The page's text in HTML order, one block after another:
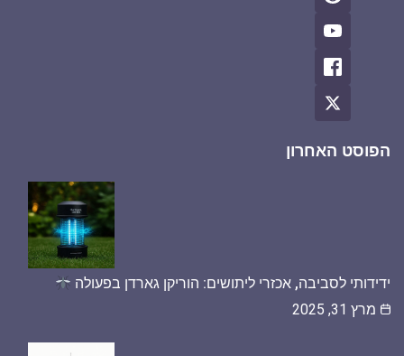
הפוסט האחרון
ידידותי לסביבה, אכזרי ליתושים: הוריקן גארדן בפעולה
מרץ 31, 2025